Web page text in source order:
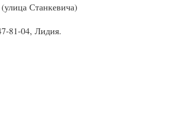
(улица Станкевича)
81-04, Лидия.